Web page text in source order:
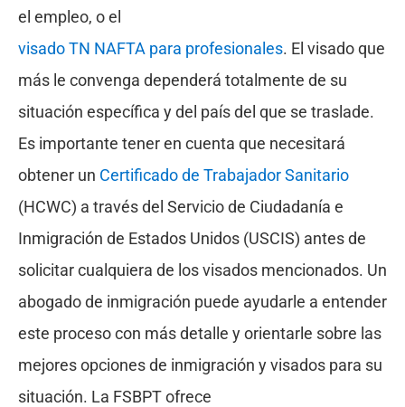
el empleo, o el
visado TN NAFTA para profesionales. El visado que
más le convenga dependerá totalmente de su
situación específica y del país del que se traslade.
Es importante tener en cuenta que necesitará
obtener un Certificado de Trabajador Sanitario
(HCWC) a través del Servicio de Ciudadanía e
Inmigración de Estados Unidos (USCIS) antes de
solicitar cualquiera de los visados mencionados. Un
abogado de inmigración puede ayudarle a entender
este proceso con más detalle y orientarle sobre las
mejores opciones de inmigración y visados para su
situación. La FSBPT ofrece